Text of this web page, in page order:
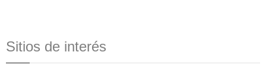
Sitios de interés